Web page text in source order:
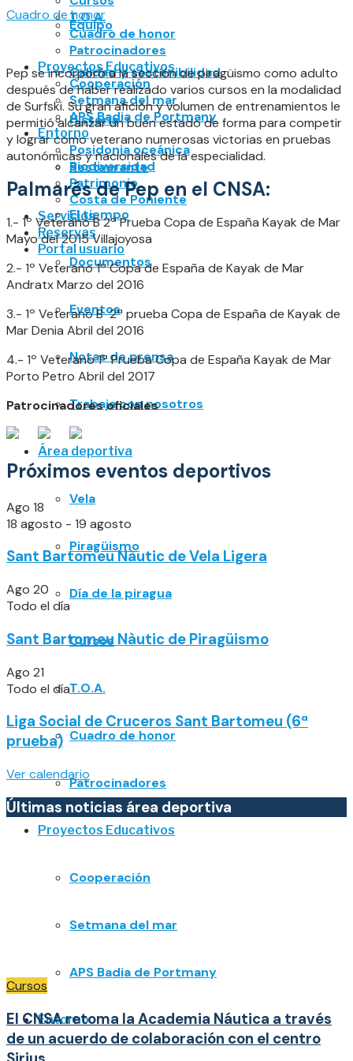
T.O.A.
Cuadro de honor
Patrocinadores
Proyectos Educativos
Cooperación
Setmana del mar
APS Badia de Portmany
Entorno
Posidonia oceánica
Biodiversidad
Patrimonio
Costa de Poniente
Servicios
Reservas
Portal usuario
Equipo
Calidad y sostenibilidad
Historia
Restaurante
El tiempo
Documentos
Eventos
Notas de prensa
Trabaja con nosotros
Área deportiva
Vela
Piragüismo
Día de la piragua
Cursos
T.O.A.
Cuadro de honor
Patrocinadores
Proyectos Educativos
Cooperación
Setmana del mar
APS Badia de Portmany
Entorno
Cuadro de honor
Pep se incorporó a la sección de piragüismo como adulto
después de haber realizado varios cursos en la modalidad
de Surfski. Su gran afición y volumen de entrenamientos le
permitió alcanzar un buen estado de forma para competir
y lograr como veterano numerosas victorias en pruebas
autonómicas y nacionales de la especialidad.
Palmarés de Pep en el CNSA:
1.- 1º Veterano B 2ª Prueba Copa de España Kayak de Mar
Mayo del 2015 Villajoyosa
2.- 1º Veterano 1ª Copa de España de Kayak de Mar
Andratx Marzo del 2016
3.- 1º Veterano B 2ª prueba Copa de España de Kayak de
Mar Denia Abril del 2016
4.- 1º Veterano 1ª Prueba Copa de España Kayak de Mar
Porto Petro Abril del 2017
Patrocinadores oficiales
Próximos eventos deportivos
Ago 18
18 agosto - 19 agosto
Sant Bartomeu Nàutic de Vela Ligera
Ago 20
Todo el día
Sant Bartomeu Nàutic de Piragüismo
Ago 21
Todo el día
Liga Social de Cruceros Sant Bartomeu (6ª
prueba)
Ver calendario
Últimas noticias área deportiva
Cursos
El CNSA retoma la Academia Náutica a través
de un acuerdo de colaboración con el centro